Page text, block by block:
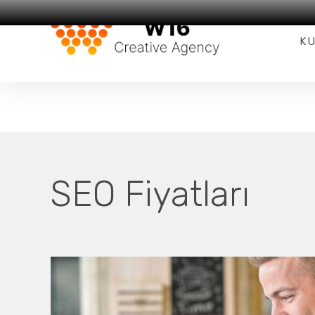
Web Tasarım Hizmetleri
SEO Fiyatları